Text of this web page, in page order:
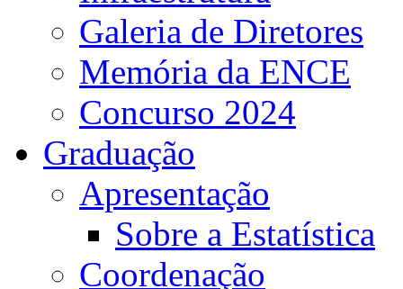
Galeria de Diretores
Memória da ENCE
Concurso 2024
Graduação
Apresentação
Sobre a Estatística
Coordenação